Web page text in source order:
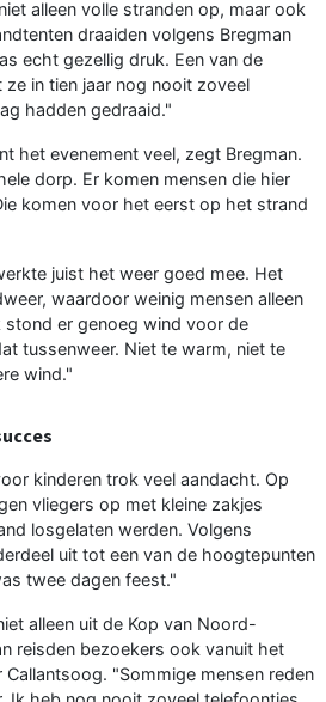
alleen volle stranden op, maar ook
draaiden volgens Bregman
echt gezellig druk. Een van de
in tien jaar nog nooit zoveel
hadden gedraaid."
het evenement veel, zegt Bregman.
dorp. Er komen mensen die hier
komen voor het eerst op het strand
juist het weer goed mee. Het
waardoor weinig mensen alleen
stond er genoeg wind voor de
tussenweer. Niet te warm, niet te
wind."
kinderen trok veel aandacht. Op
vliegers op met kleine zakjes
losgelaten werden. Volgens
uit tot een van de hoogtepunten
twee dagen feest."
alleen uit de Kop van Noord-
reisden bezoekers ook vanuit het
Callantsoog. "Sommige mensen reden